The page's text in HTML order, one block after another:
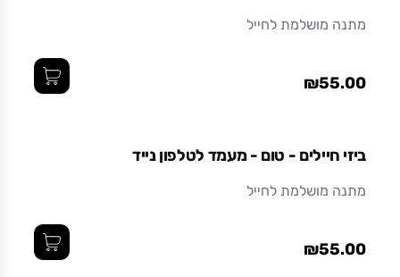
מתנה מושלמת לחייל
₪55.00
ביזי חיילים - טום - מעמד לטלפון נייד
מתנה מושלמת לחייל
₪55.00